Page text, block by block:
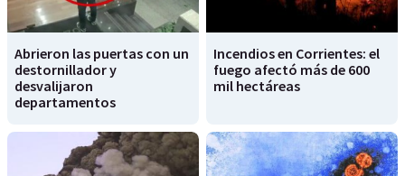
Abrieron las puertas con un
destornillador y
desvalijaron
departamentos
Incendios en Corrientes: el
fuego afectó más de 600
mil hectáreas